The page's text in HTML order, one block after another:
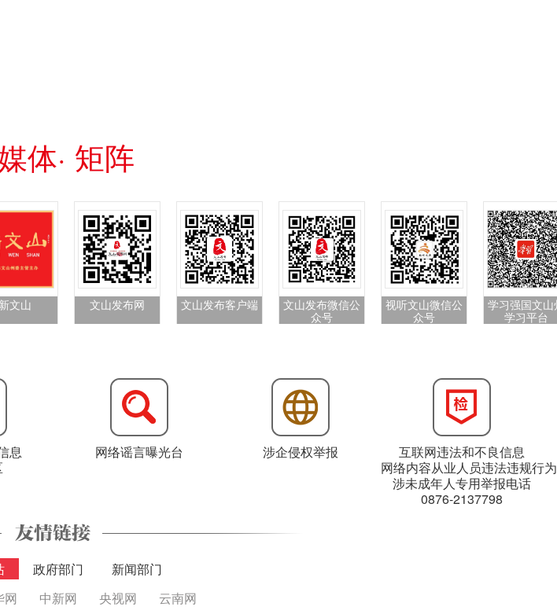
体· 矩阵
新文山 文山发布网 文山发布客户端
文山发布微信公
众号
视听文山微信公
众号
学习强国文山
学习平台
息
网络谣言曝光台 涉企侵权举报
互联网违法和不良信息
网络内容从业人员违法违规行为
涉未成年人专用举报电话
0876-2137798
政府部门
新闻部门
网 中新网 央视网 云南网